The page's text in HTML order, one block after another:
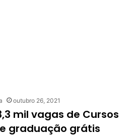
outubro 26, 2021
mil vagas de Cursos
graduação grátis